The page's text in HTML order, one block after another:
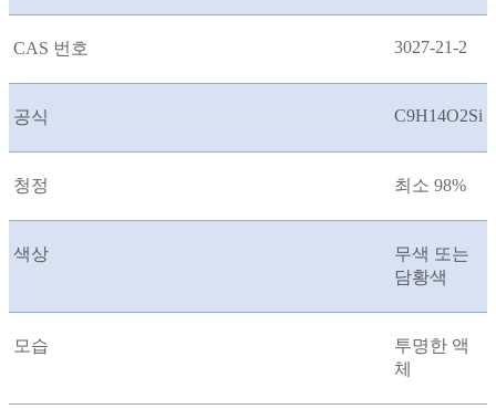
CAS 번호 3027-21-2
공식 C9H14O2Si
청정 최소 98%
색상
무색 또는
담황색
모습
투명한 액
체